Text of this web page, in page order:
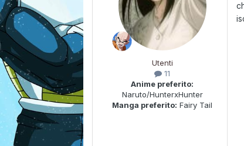
Utenti
11
Anime preferito:
Naruto/HunterxHunter
Manga preferito: Fairy Tail